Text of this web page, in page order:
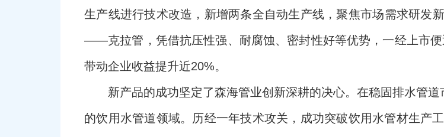
生产线进行技术改造，新增两条全自动生产线，聚焦市场需求研发
——克拉管，凭借抗压性强、耐腐蚀、密封性好等优势，一经上市便
带动企业收益提升近20%。
新产品的成功坚定了森海管业创新深耕的决心。在稳固排水管
的饮用水管道领域。历经一年技术攻关，成功突破饮用水管材生产